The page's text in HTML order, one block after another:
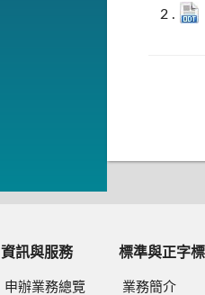
資訊與服務
申辦業務總覽
標準與正字
業務簡介